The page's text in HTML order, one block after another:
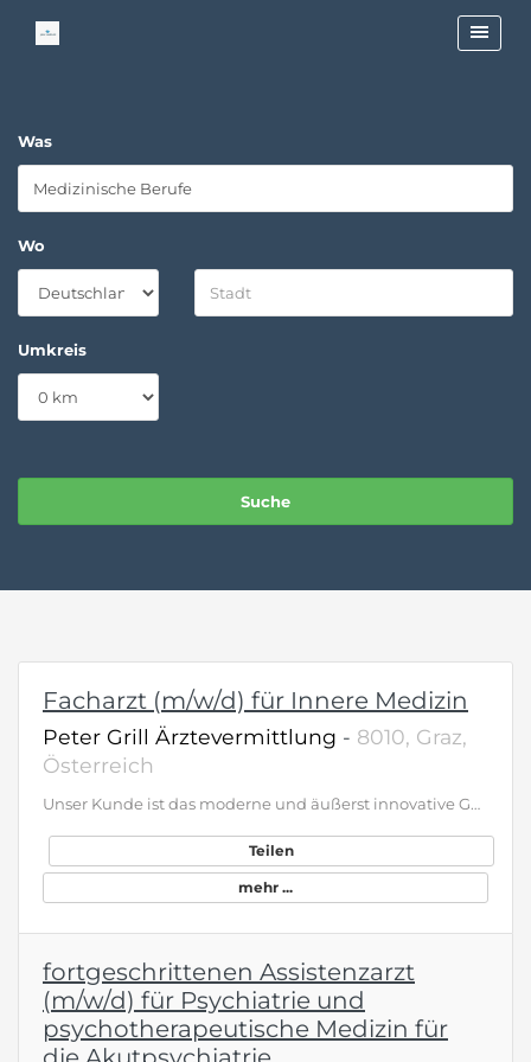
Was
Wo
Umkreis
Facharzt (m/w/d) für Innere Medizin
Peter Grill Ärztevermittlung - 8010, Graz,
Österreich
Unser Kunde ist das moderne und äußerst innovative Gesundheitsressort in den Alpen. Es bietet rund 70 Gästen Spitzenmedizin, ist universitär angebunden und in einer der schönsten Regionen, dem Salzkammergut, in Österreich gelegen, in einer beliebten Winter- und Sommersportregion im alpinen Nahfeld. Wir suchen die/den Facharzt (m/w/d) für Innere MedizinDas vielfach als World‘s Best Medical Spa ausgezeichnete private Gesundheitsressort bietet seinen Gästen höchsten Komfort mit angeschlossenem 5 Sterne Hotelbetrieb, der Erholung garantiert. Im Fokus steht echte, spürbare Transformation – hin zu mehr Gesundheit, innerem Gleichgewicht und gesteigerter Lebensqualität. Das Konzept basiert auf personalisierter Ernährung und modernster Longevity-Medizin. Jeder Gast erhält so einen maßgeschneiderten Therapieplan - in enger Zusammenarbeit mit Experten der Diagnostik, Ernährung, Sportwissenschaft, Massage, Psychologie und Hydrotherapie. Geboten wird: Verantwortliche, ärztliche Aufgabe als fixer Ansprechpartner für den jeweiligen Gast Fokus auf Prävention, Vitalität, Aktivierung der Selbstheilungskräfte und nachhaltige Gesundheit Umfangreiche Fortbildungsmöglichkeiten Ausgezeichnete Bezahlung bei Vollzeit üblicher JahresbruttoGESAMTbezug bei Vollzeit &gt; 154.000 Euro, nach 12 Monaten 168.000 Euro Teilzeit mit 3 Wochen arbeiten / 1 Woche frei p.m. möglich Keine vertragliche Befristung Gesucht wird eine teamorientierte Persönlichkeit mit abgeschlossener Facharztausbildung. Zusatz-ausbildung in Naturheilkunde ist wünschenswert; Erfahrung in Diagnostik, Orthomolekularmedizin, Funktioneller Myodiagnostik und / oder F.X. Mayr Therapie von Vorteil, aber nicht verpflichtend. Sie möchten Ihre medizinische Expertise mit einem ganzheitlichen Ansatz und der bewährten F.X. Mayr – Medizin verbinden, um die Vitalität, mentale Resilienz und gesunde Lebensspanne zu erhöhen? Dann nehmen Sie mit uns Kontakt auf!
Teilen
mehr ...
fortgeschrittenen Assistenzarzt
(m/w/d) für Psychiatrie und
psychotherapeutische Medizin für